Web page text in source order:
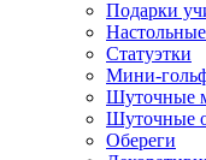
Подарки
Статуэтки
Мини-
Шуточные
Шуточные
Обереги